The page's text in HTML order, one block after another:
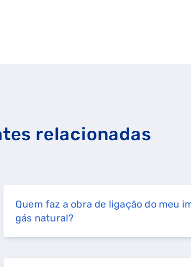
relacionadas
Quem faz a obra de ligação do meu
gás natural?